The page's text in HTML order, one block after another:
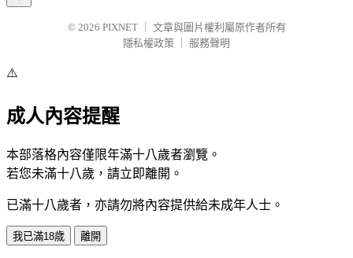
© 2026 PIXNET
文章與圖片權利屬原作者所有
隱私權政策
服務聲明
⚠️
成人內容提醒
本部落格內容僅限年滿十八歲者瀏覽。
若您未滿十八歲，請立即離開。
已滿十八歲者，亦請勿將內容提供給未成年人士。
我已滿18歲 離開